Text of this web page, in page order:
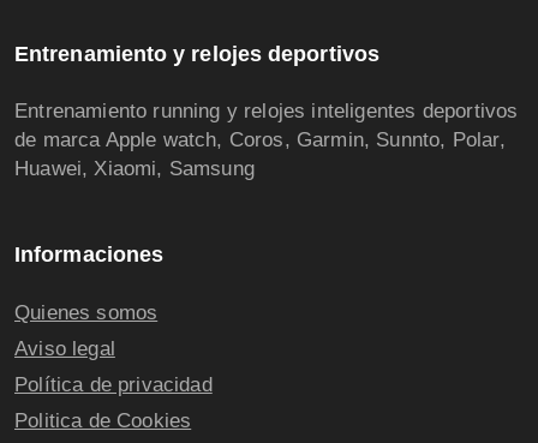
Entrenamiento y relojes deportivos
Entrenamiento running y relojes inteligentes deportivos
de marca Apple watch, Coros, Garmin, Sunnto, Polar,
Huawei, Xiaomi, Samsung
Informaciones
Quienes somos
Aviso legal
Política de privacidad
Politica de Cookies